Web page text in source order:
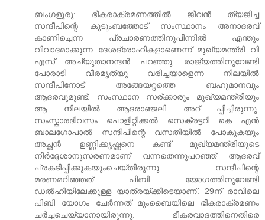
ബംഗളൂരു: ഭീകരാക്രമണത്തില്‍ ജീവന്‍ ത്യജിച്ച
സന്ദീപിന്റെ കുടുംബത്തോട് സംസ്ഥാനം അനാദരവ്
കാണിച്ചെന്ന പ്രചാരണത്തിനുപിന്നില്‍ എന്തും
വിവാദമാക്കുന്ന ദേശദ്രോഹികളാണെന്ന് മുഖ്യമന്ത്രി വി
എസ് അച്യുതാനന്ദന്‍ പറഞ്ഞു. രാജ്യത്തിനുവേണ്ടി
പോരാടി വീരമൃത്യു വരിച്ചയാളെന്ന നിലയില്‍
സന്ദീപിനോട് അങ്ങേയറ്റത്തെ ബഹുമാനവും
ആദരവുമുണ്ട്. സംസ്ഥാന സര്ക്കാരും മുഖ്യമന്ത്രിയും
ആ നിലയില്‍ ആദരാഞ്ജലി അറ് പ്പിച്ചിരുന്നു.
സംസ്കാരദിവസം പൊളിറ്റിക്കല്‍ സെക്രട്ടറി കെ എന്‍
ബാലഗോപാല്‍ സന്ദീപിന്റെ വസതിയില്‍ പോകുകയും
അച്ഛന്‍ ഉണ്ണിക്കൃഷ്ണനെ കണ്ട് മുഖ്യമന്ത്രിയുടെ
നിര്‍ദ്ദേശാനുസരണമാണ് വന്നതെന്നുപറഞ്ഞ് ആദരവ്
പ്രകടിപ്പിക്കുകയുംചെയ്തിരുന്നു. സന്ദീപിന്റെ
മരണമറിഞ്ഞത് പിബി യോഗത്തിനുവേണ്ടി
ഡല്‍ഹിയിലേക്കുള്ള യാത്രയ്ക്കിടെയാണ്. 29ന് രാവിലെ
പിബി യോഗം ചേര്‍ന്നത് മുംബൈയിലെ ഭീകരാക്രമണം
ചര്‍ച്ചചെയ്യാനായിരുന്നു. ഭീകരവാദത്തിനെതിരെ